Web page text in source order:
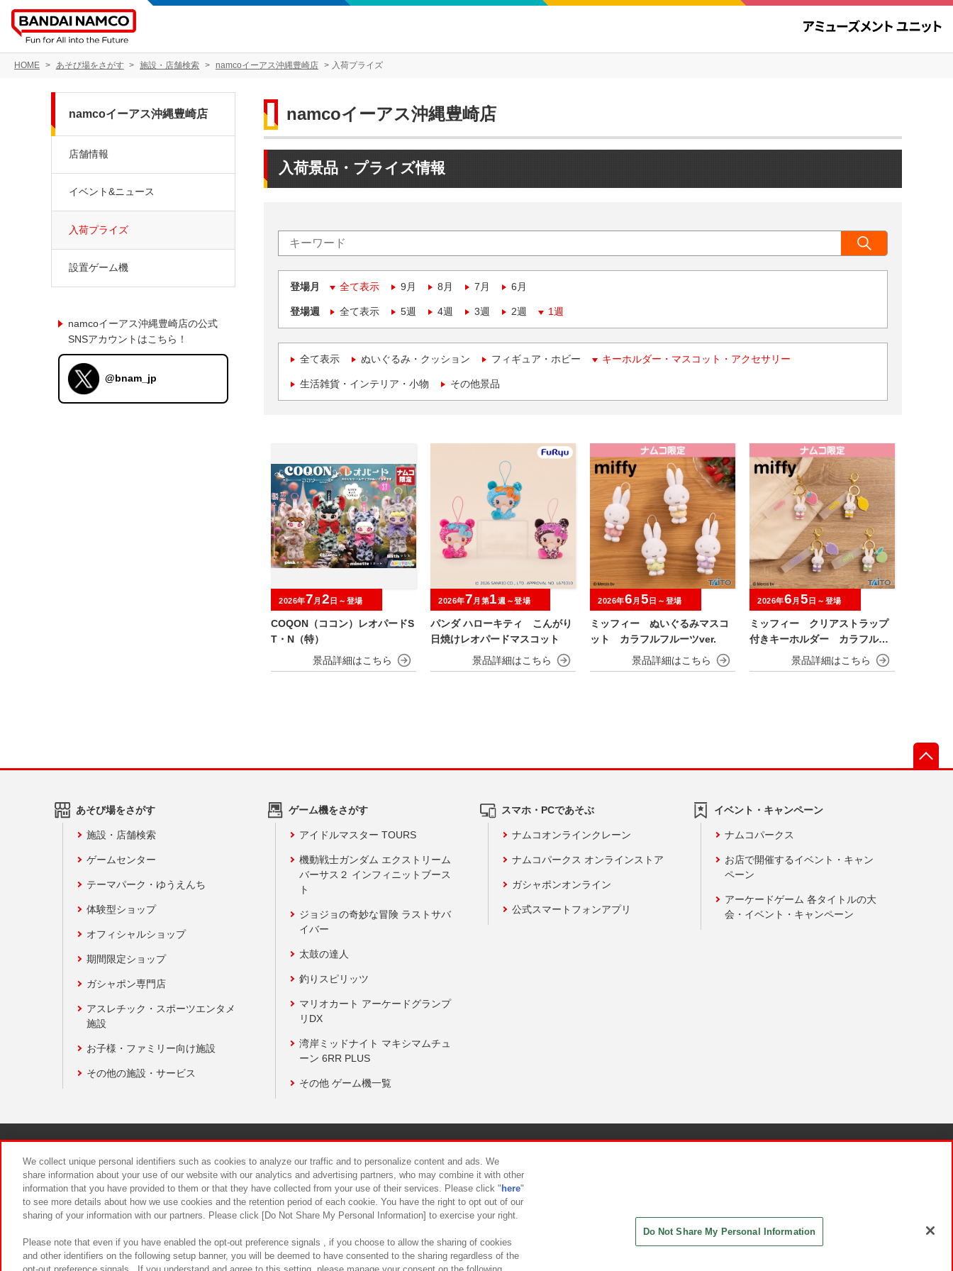
HOME あそび場をさがす 施設・店舗検索 namcoイーアス沖縄豊崎店 入荷プライズ
namcoイーアス沖縄豊崎店
入荷景品・プライズ情報
登場月 全て表示 9月 8月 7月 6月
登場週 全て表示 5週 4週 3週 2週 1週
全て表示 ぬいぐるみ・クッション フィギュア・ホビー キーホルダー・マスコット・アクセサリー
生活雑貨・インテリア・小物 その他景品
COQON（ココン）レオパードS
T・N（特）
2026年7 月 2 日～登場
パンダ ハローキティ こんがり
日焼けレオパードマスコット
2026年7 月第1週～登場
ミッフィー ぬいぐるみマスコ
ット カラフルフルーツver.
2026年6 月 5 日～登場
ミッフィー クリアストラップ
付きキーホルダー カラフルフ
ルーツver.
2026年6 月 5 日～登場
namcoイーアス沖縄豊崎店
店舗情報
イベント&ニュース
入荷プライズ
設置ゲーム機
namcoイーアス沖縄豊崎店の公式
SNSアカウントはこちら！
@bnam_jp
あそび場をさがす
施設・店舗検索
ゲームセンター
テーマパーク・ゆうえんち
体験型ショップ
オフィシャルショップ
期間限定ショップ
ガシャポン専門店
アスレチック・スポーツエンタメ
施設
お子様・ファミリー向け施設
その他の施設・サービス
ゲーム機をさがす
アイドルマスター TOURS
機動戦士ガンダム エクストリーム
バーサス２ インフィニットブース
ト
ジョジョの奇妙な冒険 ラストサバ
イバー
太鼓の達人
釣りスピリッツ
マリオカート アーケードグランプ
リDX
湾岸ミッドナイト マキシマムチュ
ーン 6RR PLUS
その他 ゲーム機一覧
スマホ・PCであそぶ
ナムコオンラインクレーン
ナムコパークス オンラインストア
ガシャポンオンライン
公式スマートフォンアプリ
イベント・キャンペーン
ナムコパークス
お店で開催するイベント・キャン
ペーン
アーケードゲーム 各タイトルの大
会・イベント・キャンペーン
食品のご提供について カスタマーハラスメント対応方針
We collect unique personal identifiers such as cookies to analyze our traffic and to personalize content and ads. We
share information about your use of our website with our analytics and advertising partners, who may combine it with other
information that you have provided to them or that they have collected from your use of their services. Please click " here"
to see more details about how we use cookies and the retention period of each cookie. You have the right to opt out of our
sharing of your information with our partners. Please click [Do Not Share My Personal Information] to exercise your right.
Please note that even if you have enabled the opt-out preference signals , if you choose to allow the sharing of cookies
and other identifiers on the following setup banner, you will be deemed to have consented to the sharing regardless of the
Do Not Share My Personal Information